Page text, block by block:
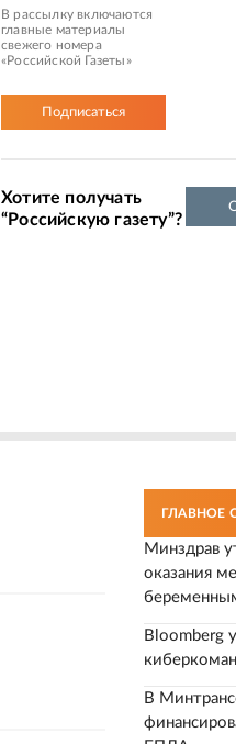
В рассылку включаются
главные материалы
свежего номера
«Российской Газеты»
Подписаться
Хотите получать
“Российскую газету”?
ГЛАВНОЕ
Минздрав
оказания
Bloomberg
В